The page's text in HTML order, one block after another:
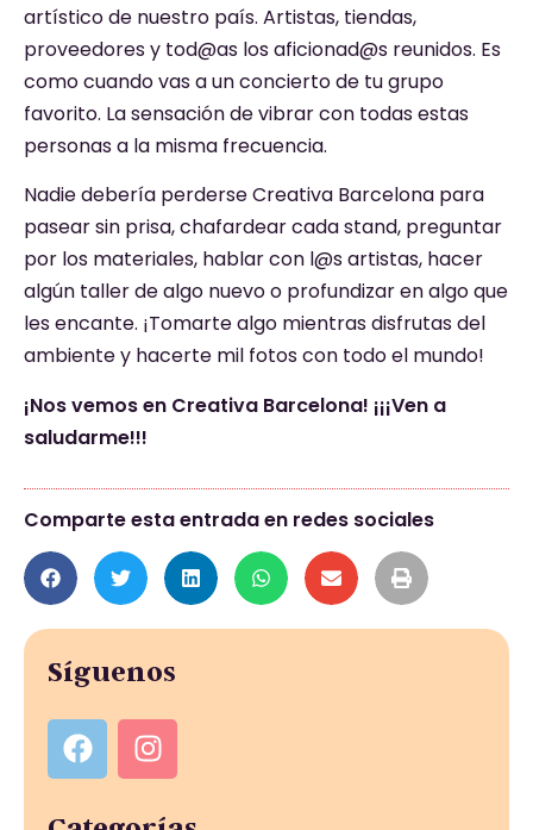
artístico de nuestro país. Artistas, tiendas,
proveedores y tod@as los aficionad@s reunidos. Es
como cuando vas a un concierto de tu grupo
favorito. La sensación de vibrar con todas estas
personas a la misma frecuencia.
Nadie debería perderse Creativa Barcelona para
pasear sin prisa, chafardear cada stand, preguntar
por los materiales, hablar con l@s artistas, hacer
algún taller de algo nuevo o profundizar en algo que
les encante. ¡Tomarte algo mientras disfrutas del
ambiente y hacerte mil fotos con todo el mundo!
¡Nos vemos en Creativa Barcelona! ¡¡¡Ven a
saludarme!!!
Comparte esta entrada en redes sociales
Síguenos